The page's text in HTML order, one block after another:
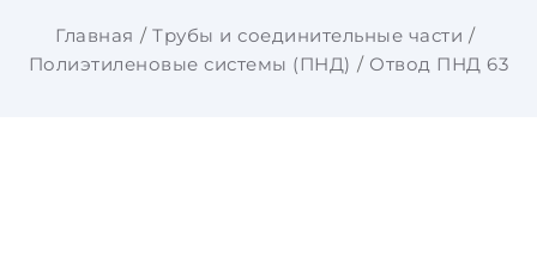
Главная
Трубы и соединительные части
Полиэтиленовые системы (ПНД)
Отвод ПНД 63